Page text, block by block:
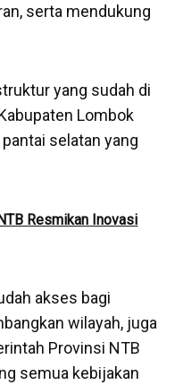
serta mendukung
yang sudah di
Lombok
selatan yang
Resmikan Inovasi
akses bagi
wilayah, juga
Provinsi NTB
semua kebijakan